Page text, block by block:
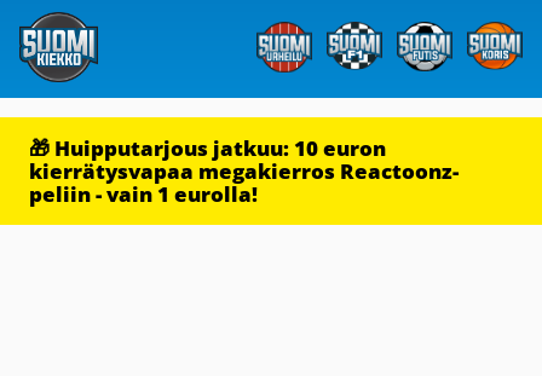
🎁 Huipputarjous jatkuu: 10 euron
kierrätysvapaa megakierros Reactoonz-
peliin - vain 1 eurolla!